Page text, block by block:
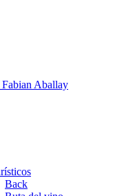
Fabian Aballay
Back